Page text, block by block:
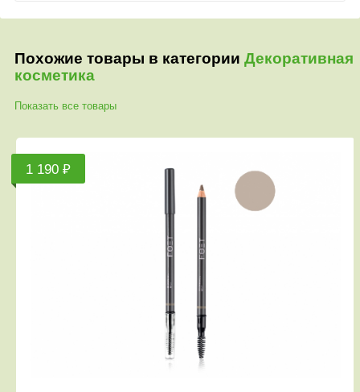
Похожие товары в категории Декоративная
косметика
Показать все товары
1 190 ₽